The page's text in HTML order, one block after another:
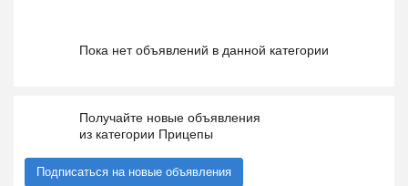
Пока нет объявлений в данной категории
Получайте новые объявления
из категории Прицепы
Подписаться на новые объявления